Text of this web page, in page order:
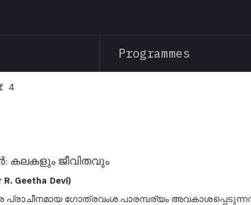
contentProgrammes
4
കലകളും ജീവിതവും
Geetha Devi)
പ്രാചീനമായ ഗോത്രവംശ പാരമ്പര്യം